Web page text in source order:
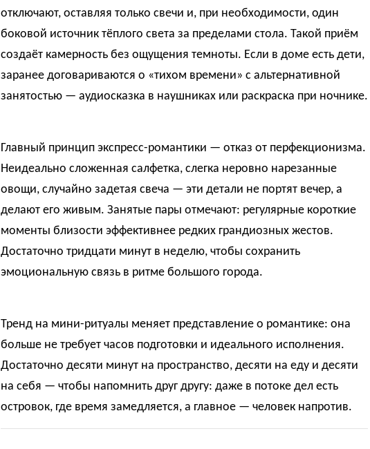
отключают, оставляя только свечи и, при необходимости, один
боковой источник тёплого света за пределами стола. Такой приём
создаёт камерность без ощущения темноты. Если в доме есть дети,
заранее договариваются о «тихом времени» с альтернативной
занятостью — аудиосказка в наушниках или раскраска при ночнике.
Главный принцип экспресс-романтики — отказ от перфекционизма.
Неидеально сложенная салфетка, слегка неровно нарезанные
овощи, случайно задетая свеча — эти детали не портят вечер, а
делают его живым. Занятые пары отмечают: регулярные короткие
моменты близости эффективнее редких грандиозных жестов.
Достаточно тридцати минут в неделю, чтобы сохранить
эмоциональную связь в ритме большого города.
Тренд на мини-ритуалы меняет представление о романтике: она
больше не требует часов подготовки и идеального исполнения.
Достаточно десяти минут на пространство, десяти на еду и десяти
на себя — чтобы напомнить друг другу: даже в потоке дел есть
островок, где время замедляется, а главное — человек напротив.